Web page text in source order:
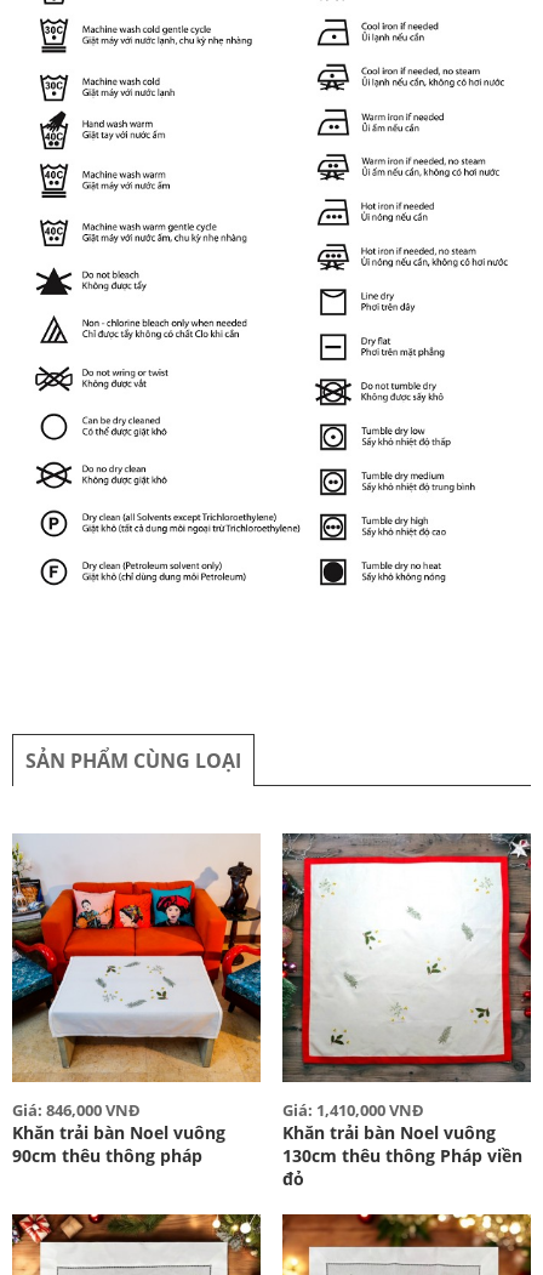
SẢN PHẨM CÙNG LOẠI
Giá: 846,000 VNĐ
Khăn trải bàn Noel vuông
90cm thêu thông pháp
Giá: 1,410,000 VNĐ
Khăn trải bàn Noel vuông
130cm thêu thông Pháp viền
đỏ